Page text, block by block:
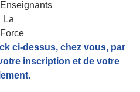
ci-dessus, chez vous, par
inscription et de votre